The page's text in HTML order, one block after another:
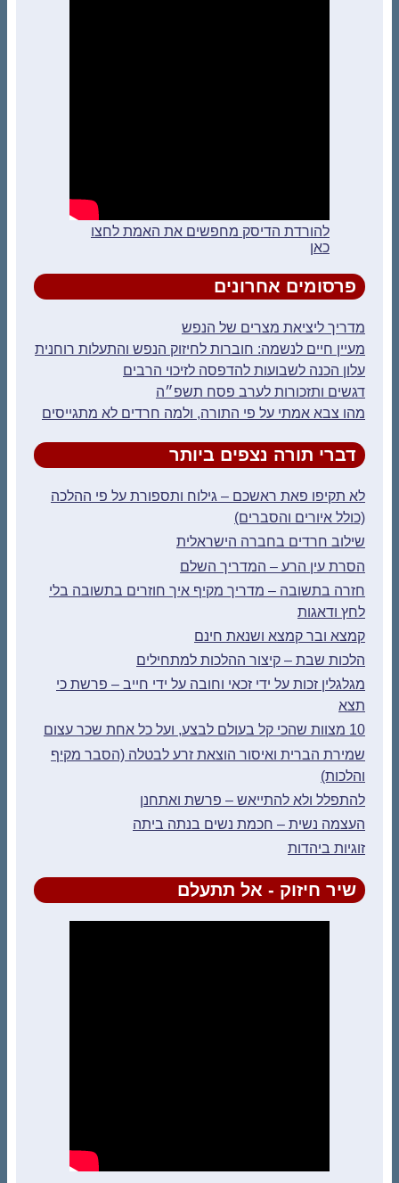
להורדת הדיסק מחפשים את האמת לחצו
כאן
פרסומים אחרונים
מדריך ליציאת מצרים של הנפש
מעיין חיים לנשמה: חוברות לחיזוק הנפש והתעלות רוחנית
עלון הכנה לשבועות להדפסה לזיכוי הרבים
דגשים ותזכורות לערב פסח תשפ״ה
מהו צבא אמתי על פי התורה, ולמה חרדים לא מתגייסים
דברי תורה נצפים ביותר
לא תקיפו פאת ראשכם – גילוח ותספורת על פי ההלכה
(כולל איורים והסברים)
שילוב חרדים בחברה הישראלית
הסרת עין הרע – המדריך השלם
חזרה בתשובה – מדריך מקיף איך חוזרים בתשובה בלי
לחץ ודאגות
קמצא ובר קמצא ושנאת חינם
הלכות שבת – קיצור ההלכות למתחילים
מגלגלין זכות על ידי זכאי וחובה על ידי חייב – פרשת כי
תצא
10 מצוות שהכי קל בעולם לבצע, ועל כל אחת שכר עצום
שמירת הברית ואיסור הוצאת זרע לבטלה (הסבר מקיף
והלכות)
להתפלל ולא להתייאש – פרשת ואתחנן
העצמה נשית – חכמת נשים בנתה ביתה
זוגיות ביהדות
שיר חיזוק - אל תתעלם